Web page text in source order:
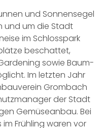
und Sonnensegel
und um die Stadt
im Schlosspark
beschattet,
sowie Baum-
Im letzten Jahr
Grombach
der Stadt
Gemüseanbau. Bei
Frühling waren vor